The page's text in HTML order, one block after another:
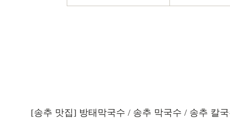
[송추 맛집] 방태막국수 / 송추 막국수 / 송추 칼